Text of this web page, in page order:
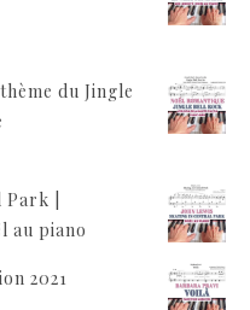
du Jingle
|
au piano
2021